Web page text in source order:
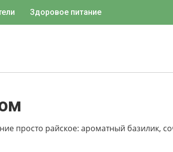
Здоровое питание
просто райское: ароматный базилик,